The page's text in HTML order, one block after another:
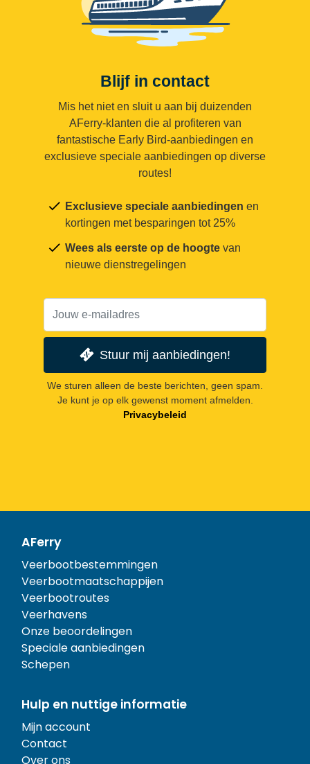
Blijf in contact
Mis het niet en sluit u aan bij duizenden
AFerry-klanten die al profiteren van
fantastische Early Bird-aanbiedingen en
exclusieve speciale aanbiedingen op diverse
routes!
Exclusieve speciale aanbiedingen en
kortingen met besparingen tot 25%
Wees als eerste op de hoogte van
nieuwe dienstregelingen
Stuur mij aanbiedingen!
We sturen alleen de beste berichten, geen spam.
Je kunt je op elk gewenst moment afmelden.
Privacybeleid
AFerry
Veerbootbestemmingen
Veerbootmaatschappijen
Veerbootroutes
Veerhavens
Onze beoordelingen
Speciale aanbiedingen
Schepen
Hulp en nuttige informatie
Mijn account
Contact
Over ons